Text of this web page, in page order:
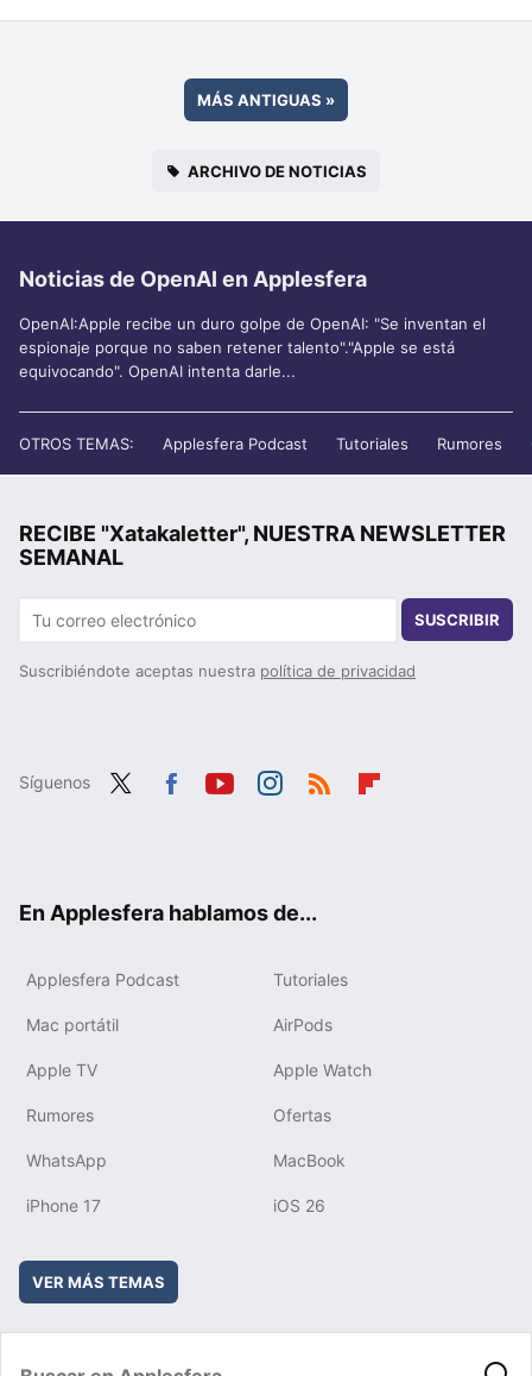
MÁS ANTIGUAS »
ARCHIVO DE NOTICIAS
Noticias de OpenAI en Applesfera
OpenAI:Apple recibe un duro golpe de OpenAI: "Se inventan el
espionaje porque no saben retener talento"."Apple se está
equivocando". OpenAI intenta darle...
OTROS TEMAS: Applesfera Podcast Tutoriales Rumores
RECIBE "Xatakaletter", NUESTRA NEWSLETTER
SEMANAL
SUSCRIBIR
Suscribiéndote aceptas nuestra política de privacidad
Síguenos
En Applesfera hablamos de...
Applesfera Podcast Tutoriales
Mac portátil AirPods
Apple TV Apple Watch
Rumores Ofertas
WhatsApp MacBook
iPhone 17 iOS 26
VER MÁS TEMAS